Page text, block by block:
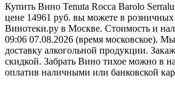
Купить Вино Tenuta Rocca Barolo
цене 14961 руб. вы можете в розничных
Винотеки.ру в Москве. Стоимость и
09:06 07.08.2026 (время московское).
доставку алкогольной продукции.
скидкой. Забрать Вино тихое можно в
оплатив наличными или банковской